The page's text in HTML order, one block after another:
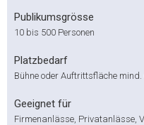
Publikumsgrösse
10 bis 500 Personen
Platzbedarf
Bühne oder Auftrittsfläche
Geeignet für
Firmenanlässe, Privatanlässe,